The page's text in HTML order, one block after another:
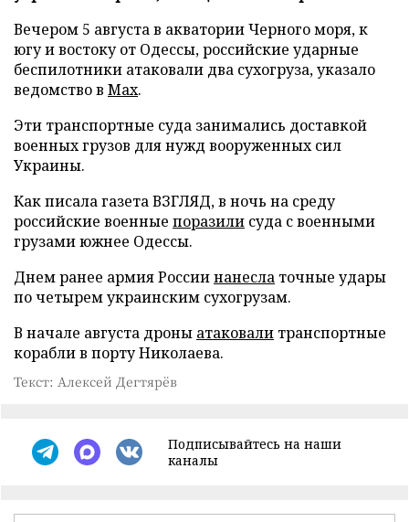
Вечером 5 августа в акватории Черного моря, к
югу и востоку от Одессы, российские ударные
беспилотники атаковали два сухогруза, указало
ведомство в Max.
Эти транспортные суда занимались доставкой
военных грузов для нужд вооруженных сил
Украины.
Как писала газета ВЗГЛЯД, в ночь на среду
российские военные поразили суда с военными
грузами южнее Одессы.
Днем ранее армия Россиинанесла точные удары
по четырем украинским сухогрузам.
В начале августа дроны атаковали транспортные
корабли в порту Николаева.
Текст: Алексей Дегтярёв
Подписывайтесь на наши
каналы